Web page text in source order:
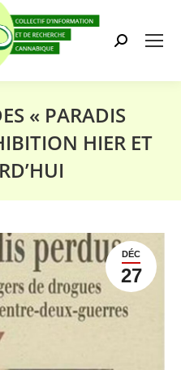
Search:
« PARADIS
HIER ET
DÉC
27